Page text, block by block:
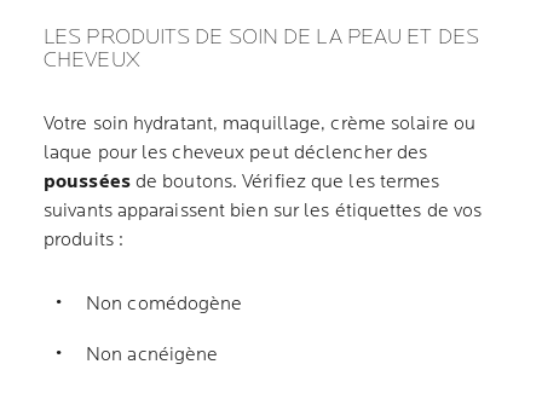
LES PRODUITS DE SOIN DE LA PEAU ET DES
CHEVEUX
Votre soin hydratant, maquillage, crème solaire ou
laque pour les cheveux peut déclencher des
pousséesde boutons. Vérifiez que les termes
suivants apparaissent bien sur les étiquettes de vos
produits :
Non comédogène
Non acnéigène